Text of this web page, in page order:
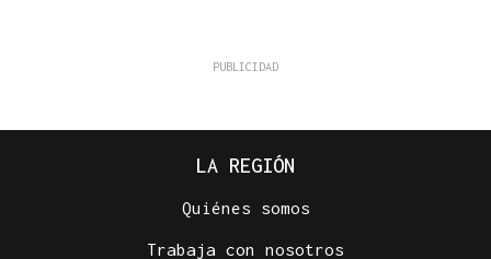
LA REGIÓN
Quiénes somos
Trabaja con nosotros